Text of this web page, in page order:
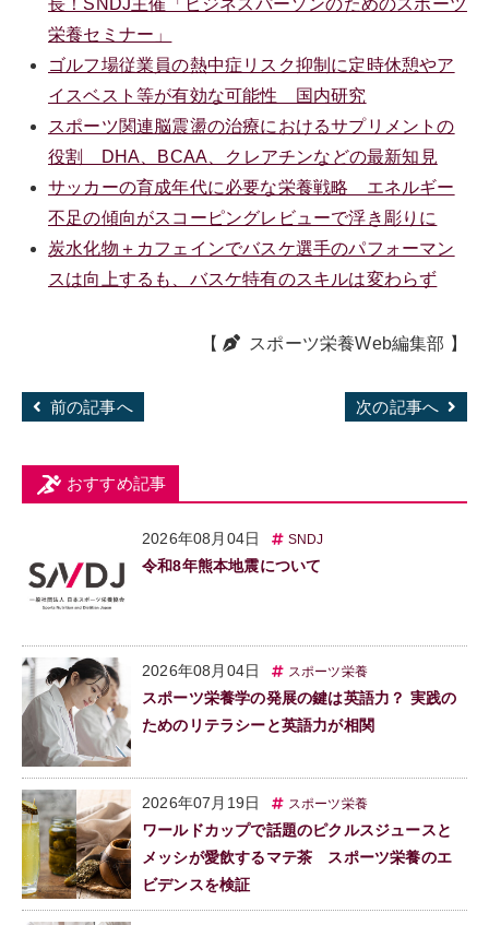
長！SNDJ主催「ビジネスパーソンのためのスポーツ
栄養セミナー」
ゴルフ場従業員の熱中症リスク抑制に定時休憩やア
イスベスト等が有効な可能性 国内研究
スポーツ関連脳震盪の治療におけるサプリメントの
役割 DHA、BCAA、クレアチンなどの最新知見
サッカーの育成年代に必要な栄養戦略 エネルギー
不足の傾向がスコーピングレビューで浮き彫りに
炭水化物＋カフェインでバスケ選手のパフォーマン
スは向上するも、バスケ特有のスキルは変わらず
【 スポーツ栄養Web編集部 】
前の記事へ 次の記事へ
おすすめ記事
2026年08月04日 SNDJ
令和8年熊本地震について
2026年08月04日 スポーツ栄養
スポーツ栄養学の発展の鍵は英語力？ 実践の
ためのリテラシーと英語力が相関
2026年07月19日 スポーツ栄養
ワールドカップで話題のピクルスジュースと
メッシが愛飲するマテ茶 スポーツ栄養のエ
ビデンスを検証